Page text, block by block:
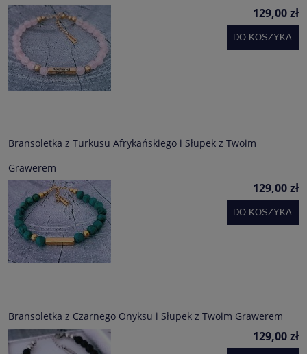
129,00 zł
DO KOSZYKA
Bransoletka z Turkusu Afrykańskiego i Słupek z Twoim
Grawerem
129,00 zł
DO KOSZYKA
Bransoletka z Czarnego Onyksu i Słupek z Twoim Grawerem
129,00 zł